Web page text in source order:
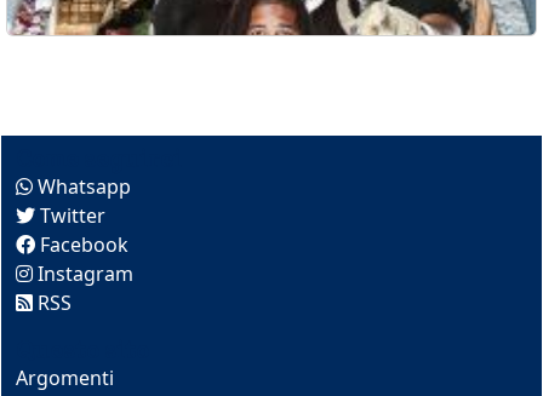
Whatsapp
Twitter
Facebook
Instagram
RSS
Argomenti